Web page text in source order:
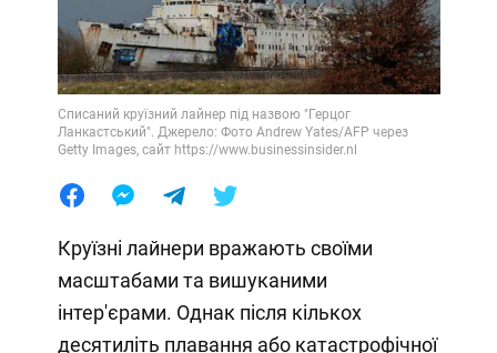
Лайфхаки
Списаний круїзний лайнер під назвою "Герцог
Ланкастський". Джерело: Фото Andrew Yates/AFP через
Getty Images, сайт https://www.businessinsider.nl
Круїзні лайнери вражають своїми
масштабами та вишуканими
інтер'єрами. Однак після кількох
десятиліть плавання або катастрофічної